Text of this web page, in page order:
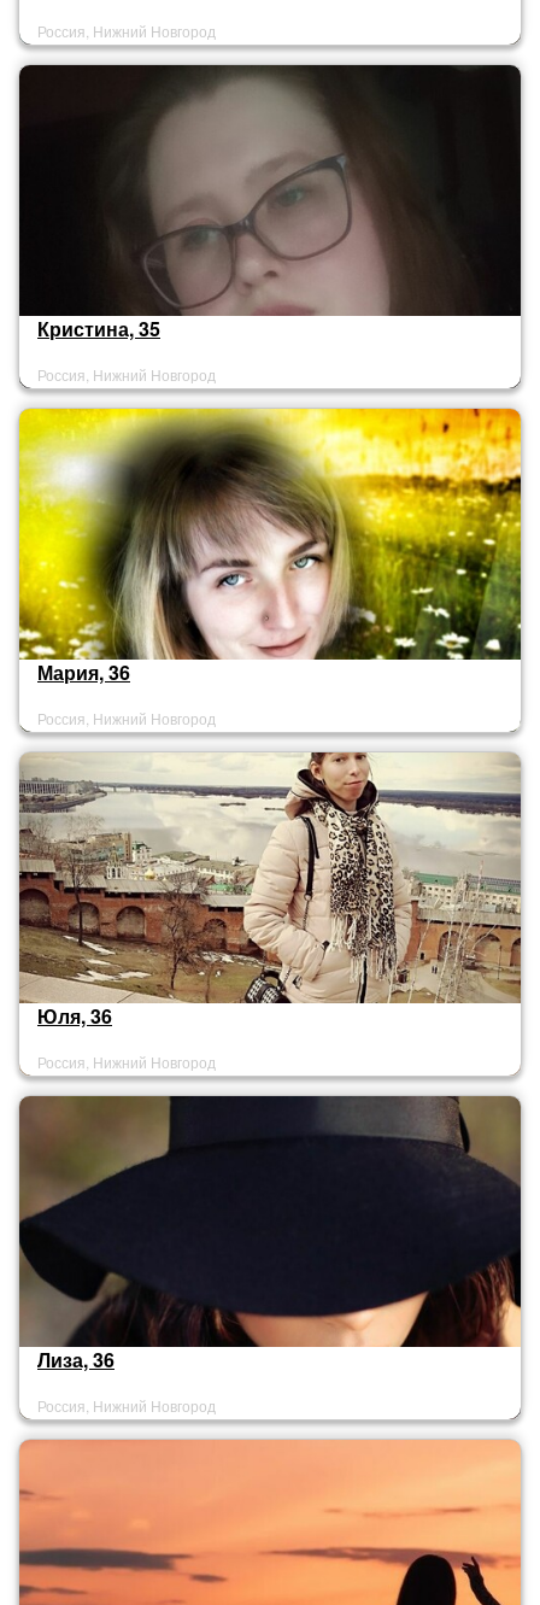
Россия, Нижний Новгород
Кристина, 35
Россия, Нижний Новгород
Мария, 36
Россия, Нижний Новгород
Юля, 36
Россия, Нижний Новгород
Лиза, 36
Россия, Нижний Новгород